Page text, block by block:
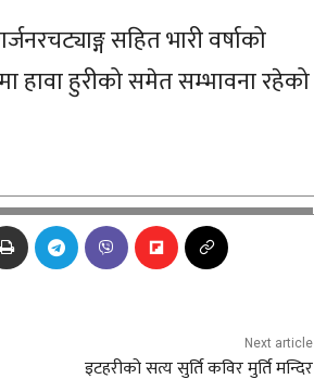
सहित भारी वर्षाको
हुरीको समेत सम्भावना रहेको
Next article
इटहरीको सत्य सुर्ति कविर मुर्ति मन्दिर